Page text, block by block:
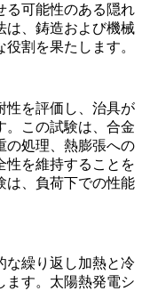
る可能性のある隠れ
、 鋳造および機械
役割を果たします。
性を評価し、治具が
。この試験は、合金
の処理、熱膨張への
性を維持することを
は、負荷下での性能
な繰り返し加熱と冷
ます。太陽熱発電シ